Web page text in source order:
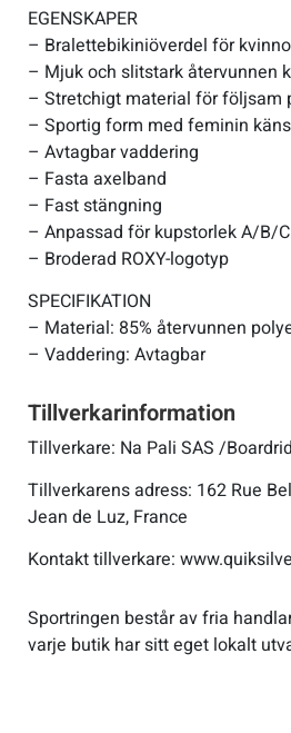
EGENSKAPER
– Bralettebikiniöverdel för
– Mjuk och slitstark återvunnen
– Stretchigt material för följsam
– Sportig form med feminin
– Avtagbar vaddering
– Fasta axelband
– Fast stängning
– Anpassad för kupstorlek A/B/C
– Broderad ROXY-logotyp
SPECIFIKATION
– Material: 85% återvunnen
– Vaddering: Avtagbar
Tillverkarinformation
Tillverkare: Na Pali SAS /
Tillverkarens adress: 162 Rue
Jean de Luz, France
Kontakt tillverkare:
Sportringen består av fria
varje butik har sitt eget lokalt